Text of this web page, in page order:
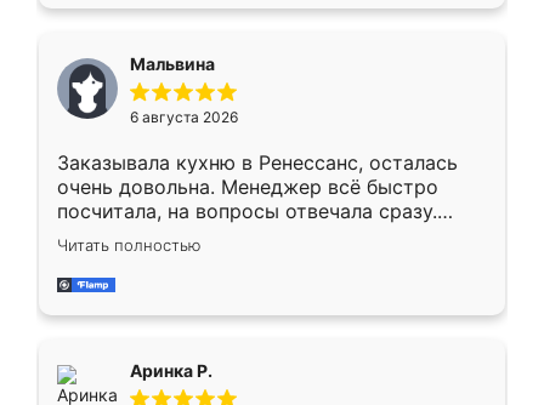
меньше, здесь же он более разнообразный.
Мне нравится ,если что-то потребуется из
мебели буду заказывать только здесь.
Мальвина
6 августа 2026
Заказывала кухню в Ренессанс, осталась
очень довольна. Менеджер всё быстро
посчитала, на вопросы отвечала сразу.
Замерщик приехал в субботу, подошёл к
делу со всей ответственностью. Собрали
за день, ребята работали аккуратно, даже
Читать полностью
Аринка Р.